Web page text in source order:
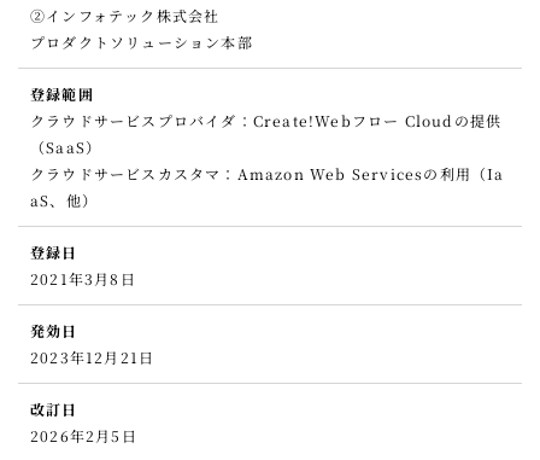
②インフォテック株式会社
プロダクトソリューション本部
登録範囲
クラウドサービスプロバイダ：Create!Webフロー Cloudの提供
（SaaS）
クラウドサービスカスタマ：Amazon Web Servicesの利用（Ia
aS、他）
登録日
2021年3月8日
発効日
2023年12月21日
改訂日
2026年2月5日